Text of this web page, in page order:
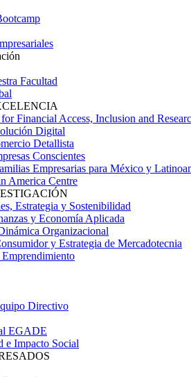
Facultad
Financial Access, Inclusion and
Digital
Detallista
Conscientes
Empresarias para México y
America Centre
Estrategia y Sostenibilidad
y Economía Aplicada
Organizacional
y Estrategia de Mercadotecnia
Directivo
EGADE
e Impacto Social